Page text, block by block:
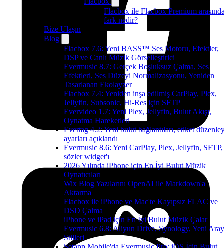
Flacbox ile Flacbox Premium
fark nedir?
Bize Ulaşın
Blog
Flacbox 7.6: Yeni BASS™ Ses Motoru, Efektler,
DSP ve Canlı Müzik Görselleştirici
Evermusic 8.7: Gerçek Boşluksuz Çalma, Ses
Efektleri, Ses Düzeyi Normalizasyonu, Yeniden
Tasarlanan Ekolayzer
Flacbox 7.4: Yeniden inşa edilmiş CarPlay, Plex,
Jellyfin, Subsonic, Hi-Res için SFTP
Evervideo 1.7: Yeni Plex, Jellyfin, Bulut Akışı,
Oynatma Hareketleri
Evertag 4.2: Yeni bulut bağlantıları, etiket
ayarları açıklandı
Evermusic 8.6: Yeni CarPlay, Plex, Jellyfin, SFTP,
sözler widget'ı
2026 Yılında iPhone için En İyi Bulut Müzik
Oynatıcıları
Wix Blog Yazılarını OpenAI ile Markdown'a
Aktarma
Flacbox ile iPhone ve Mac'te Kayıpsız FLAC ve
DSD Çalma
iPhone ve iPad için En İyi Bulut Müzik Çalar
Evermusic 6.8: Aliyun Drive, Synology, Yeni
Stilleri